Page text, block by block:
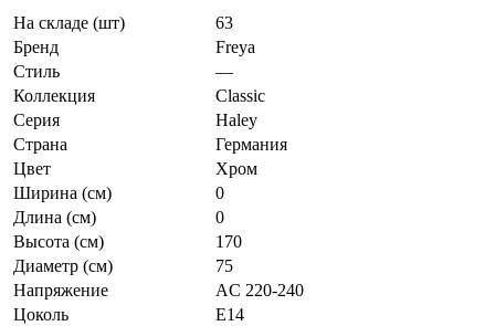
На складе (шт)
63
Бренд
Freya
Стиль
—
Коллекция
Classic
Серия
Haley
Страна
Германия
Цвет
Хром
Ширина (см)
0
Длина (см)
0
Высота (см)
170
Диаметр (см)
75
Напряжение
AC 220-240
Цоколь
E14